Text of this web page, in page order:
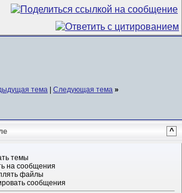
тема Следующая тема »
^
темы
на сообщения
файлы
сообщения